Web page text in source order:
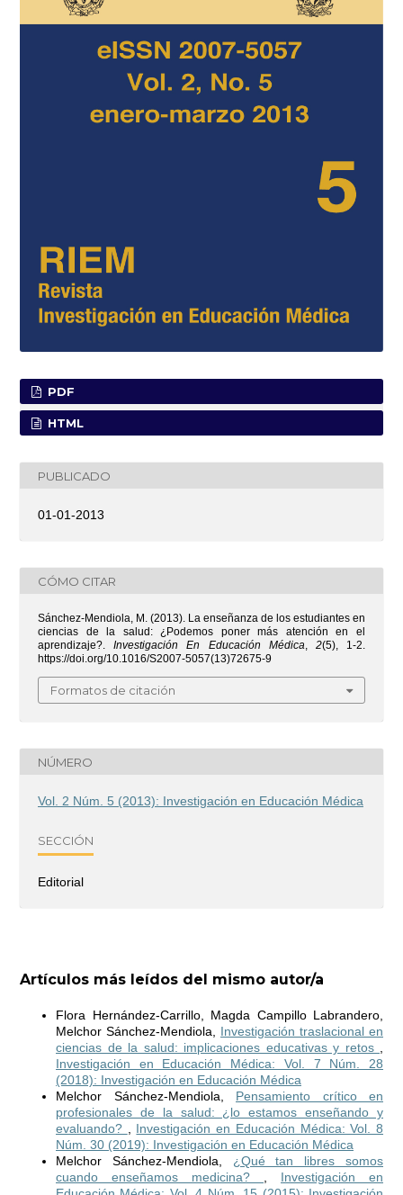
PDF
HTML
PUBLICADO
01-01-2013
CÓMO CITAR
Sánchez-Mendiola, M. (2013). La enseñanza de los estudiantes en
ciencias de la salud: ¿Podemos poner más atención en el
aprendizaje?.Investigación En Educación Médica, 2(5), 1-2.
https://doi.org/10.1016/S2007-5057(13)72675-9
Formatos de citación
NÚMERO
Vol. 2 Núm. 5 (2013): Investigación en Educación Médica
SECCIÓN
Editorial
Artículos más leídos del mismo autor/a
Flora Hernández-Carrillo, Magda Campillo Labrandero,
Melchor Sánchez-Mendiola, Investigación traslacional en
ciencias de la salud: implicaciones educativas y retos ,
Investigación en Educación Médica: Vol. 7 Núm. 28
(2018): Investigación en Educación Médica
Melchor Sánchez-Mendiola, Pensamiento crítico en
profesionales de la salud: ¿lo estamos enseñando y
evaluando? , Investigación en Educación Médica: Vol. 8
Núm. 30 (2019): Investigación en Educación Médica
Melchor Sánchez-Mendiola, ¿Qué tan libres somos
cuando enseñamos medicina? , Investigación en